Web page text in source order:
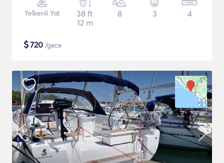
Yelkenli Yat
38 ft
12 m
8 3 4
$720 /gece